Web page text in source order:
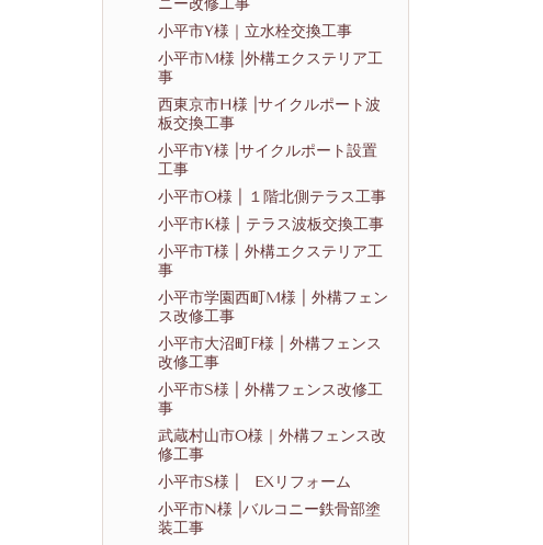
ニー改修工事
小平市Y様｜立水栓交換工事
小平市M様 |外構エクステリア工
事
西東京市H様 |サイクルポート波
板交換工事
小平市Y様 |サイクルポート設置
工事
小平市O様 | １階北側テラス工事
小平市K様 | テラス波板交換工事
小平市T様 | 外構エクステリア工
事
小平市学園西町M様 | 外構フェン
ス改修工事
小平市大沼町F様 | 外構フェンス
改修工事
小平市S様 | 外構フェンス改修工
事
武蔵村山市O様｜外構フェンス改
修工事
小平市S様 | EXリフォーム
小平市N様 |バルコニー鉄骨部塗
装工事